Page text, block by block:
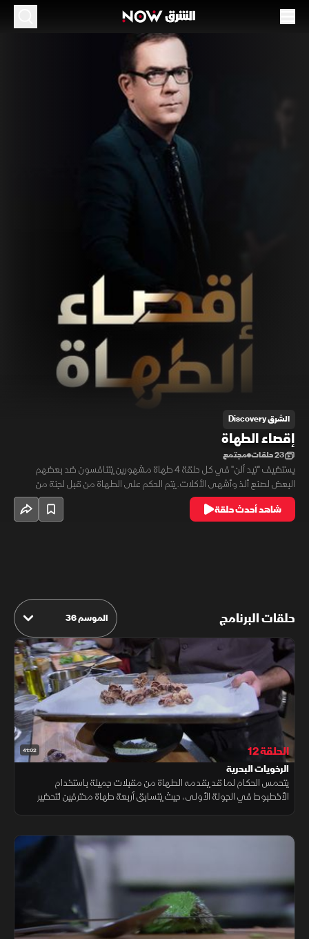
الشرق Discovery
إقصاء الطهاة
23 حلقات مجتمع
يستضيف "تيد ألن" في كل حلقة 4 طهاة مشهورين يتنافسون ضد بعضهم
البعض لصنع ألذ وأشهى الأكلات. يتم الحكم على الطهاة من قبل لجنة من
الطهاة المحترفين والخبراء مع استبعاد متسابق في كل جولة وصولا للطاهي
الفائز بجائزة البرنامج.
شاهد أحدث حلقة
حلقات البرنامج الموسم 36
41:02 الحلقة 12
الرخويات البحرية
يتحمس الحكام لما قد يقدمه الطهاة من مقبلات جميلة باستخدام
الأخطبوط في الجولة الأولى، حيث يتسابق أربعة طهاة محترفين لتحضير